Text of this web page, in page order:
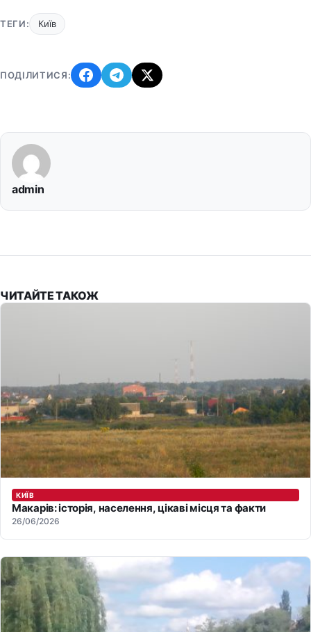
ТЕГИ: Київ
ПОДІЛИТИСЯ:
admin
ЧИТАЙТЕ ТАКОЖ
КИЇВ
Макарів: історія, населення, цікаві місця та факти
26/06/2026